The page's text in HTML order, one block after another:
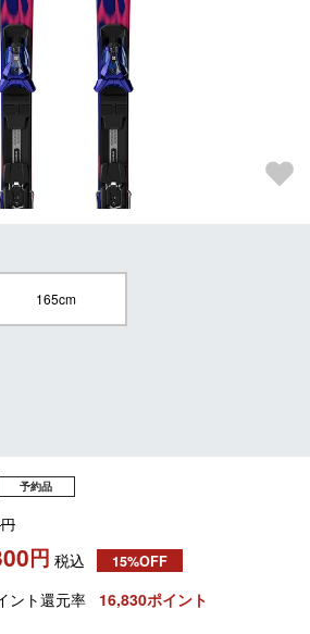
165cm
予約品
税込 15%OFF
ント還元率
16,830